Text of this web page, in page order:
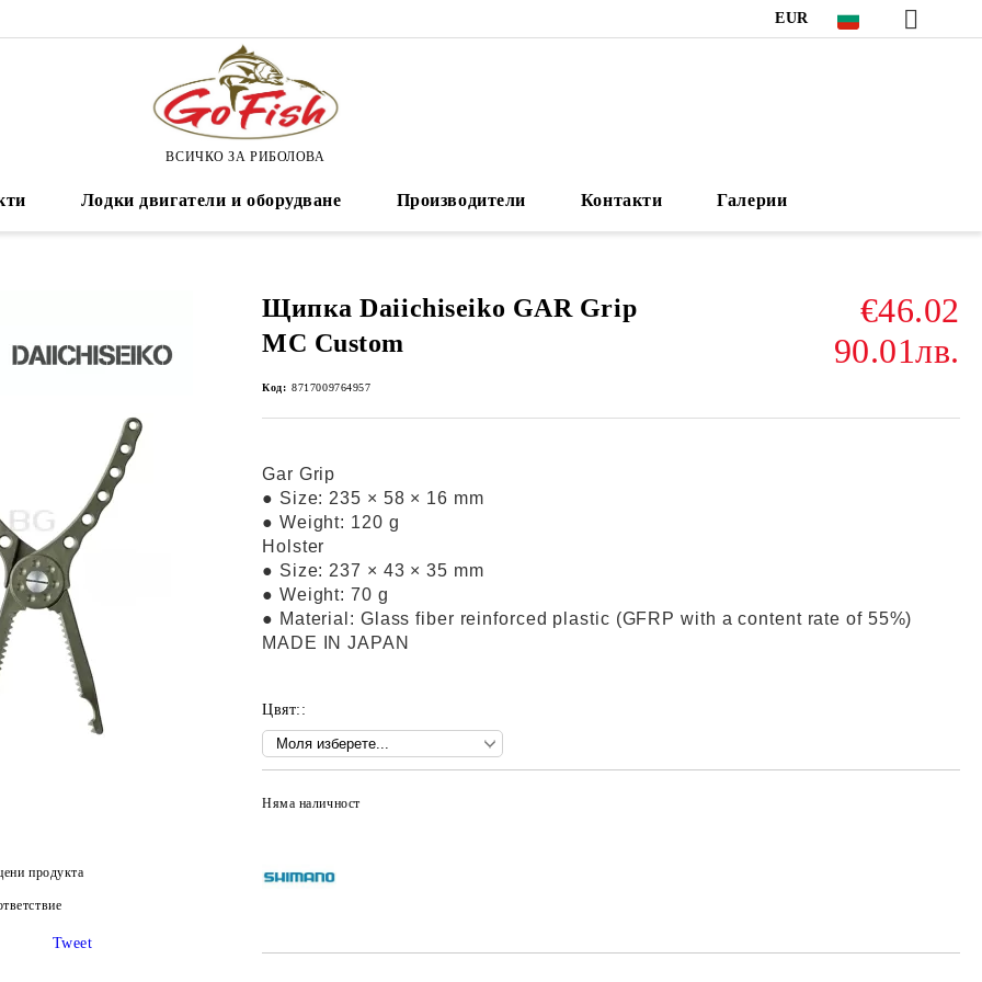
EUR
ВСИЧКО ЗА РИБОЛОВА
Лодки двигатели и оборудване Производители Контакти Галерии
Щипка Daiichiseiko GAR Grip
MC Custom
€46.02
90.01лв.
Код: 8717009764957
Gar Grip
● Size: 235 × 58 × 16 mm
● Weight: 120 g
Holster
● Size: 237 × 43 × 35 mm
● Weight: 70 g
● Material: Glass fiber reinforced plastic (GFRP with a content rate of 55%)
MADE IN JAPAN
Цвят::
Няма наличност
продукта
Tweet